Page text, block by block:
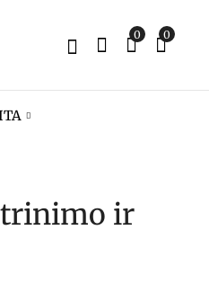
0 0
FIBER BAZĖ [
ERROR] 13 ml
FLUID GELIS -
Britney ir